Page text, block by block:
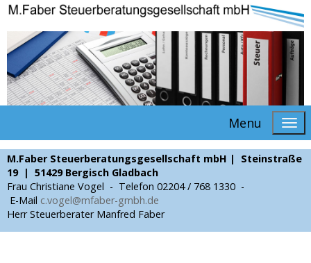
Menu
M.Faber Steuerberatungsgesellschaft mbH | Steinstraße
19 | 51429 Bergisch Gladbach
Frau Christiane Vogel - Telefon 02204 / 768 1330 -
E-Mail c.vogel@mfaber-gmbh.de
Herr Steuerberater Manfred Faber